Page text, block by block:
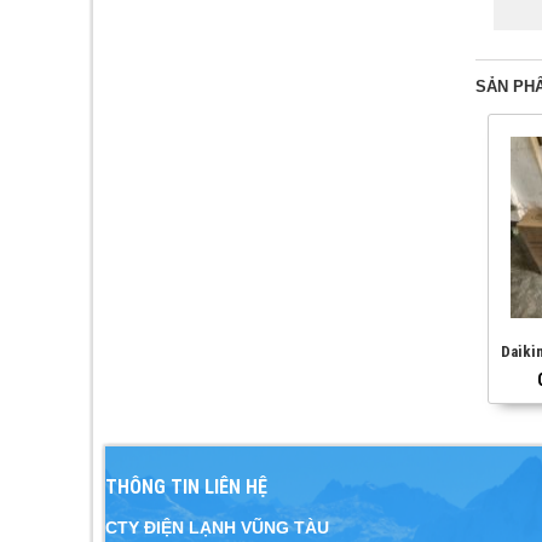
SẢN
THÔNG TIN LIÊN HỆ
CTY ĐIỆN LẠNH VŨNG TÀU